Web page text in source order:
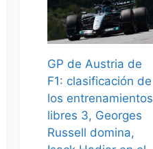
GP de Austria de
F1: clasificación de
los entrenamientos
libres 3, Georges
Russell domina,